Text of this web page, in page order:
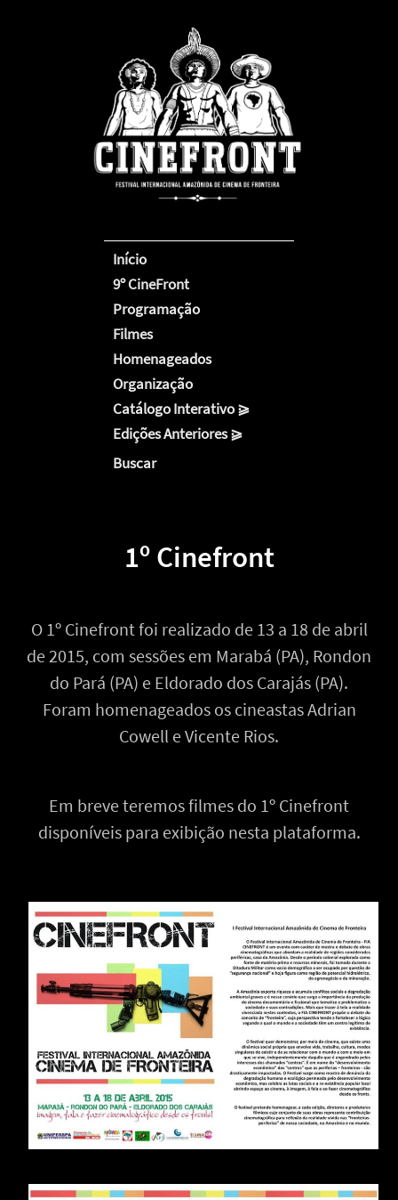
Início
9º CineFront
Programação
Filmes
Homenageados
Organização
Catálogo Interativo ⪀
Edições Anteriores ⪀
Buscar
1º Cinefront
O 1º Cinefront foi realizado de 13 a 18 de abril
de 2015, com sessões em Marabá (PA), Rondon
do Pará (PA) e Eldorado dos Carajás (PA).
Foram homenageados os cineastas Adrian
Cowell e Vicente Rios.
Em breve teremos filmes do 1º Cinefront
disponíveis para exibição nesta plataforma.